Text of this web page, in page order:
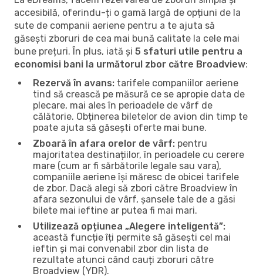
accesibilă, oferindu-ți o gamă largă de opțiuni de la
sute de companii aeriene pentru a te ajuta să
găsești zboruri de cea mai bună calitate la cele mai
bune prețuri. În plus, iată și 5 sfaturi utile pentru a
economisi bani la următorul zbor către Broadview:
Rezervă în avans: tarifele companiilor aeriene
tind să crească pe măsură ce se apropie data de
plecare, mai ales în perioadele de vârf de
călătorie. Obținerea biletelor de avion din timp te
poate ajuta să găsești oferte mai bune.
Zboară în afara orelor de vârf: pentru
majoritatea destinațiilor, în perioadele cu cerere
mare (cum ar fi sărbătorile legale sau vara),
companiile aeriene își măresc de obicei tarifele
de zbor. Dacă alegi să zbori către Broadview în
afara sezonului de vârf, șansele tale de a găsi
bilete mai ieftine ar putea fi mai mari.
Utilizează opțiunea „Alegere inteligentă”:
această funcție îți permite să găsești cel mai
ieftin și mai convenabil zbor din lista de
rezultate atunci când cauți zboruri către
Broadview (YDR).